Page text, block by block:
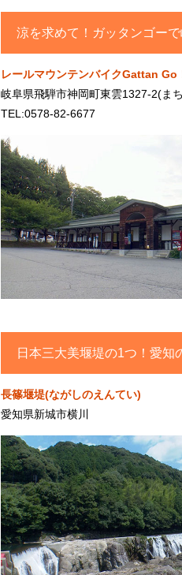
涼を求めて！ガッタンゴー
レールマウンテンバイクGattan Go
岐阜県飛騨市神岡町東雲1327-2(ま
TEL:0578-82-6677
日本三大美堰堤の1つ！愛知
長篠堰堤(ながしのえんてい)
愛知県新城市横川